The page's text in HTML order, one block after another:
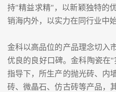
持"精益求精"，以新颖独特的
销海内外，以实力在同行业中
金科以高品位的产品理念切入
优良的良好口碑。金科陶瓷在
指导下，所生产的抛光砖、内
砖、微晶石、仿古砖等产品，